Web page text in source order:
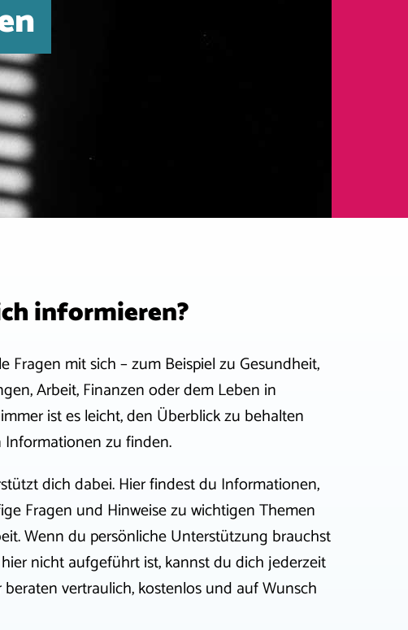
informieren?
Fragen mit sich – zum Beispiel zu Gesundheit,
Arbeit, Finanzen oder dem Leben in
ist es leicht, den Überblick zu behalten
Informationen zu finden.
dich dabei. Hier findest du Informationen,
Fragen und Hinweise zu wichtigen Themen
Wenn du persönliche Unterstützung brauchst
nicht aufgeführt ist, kannst du dich jederzeit
vertraulich, kostenlos und auf Wunsch